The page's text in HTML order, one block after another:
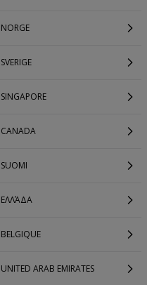
NORGE
SVERIGE
SINGAPORE
CANADA
SUOMI
ΕΛΛΆΔΑ
BELGIQUE
UNITED ARAB EMIRATES